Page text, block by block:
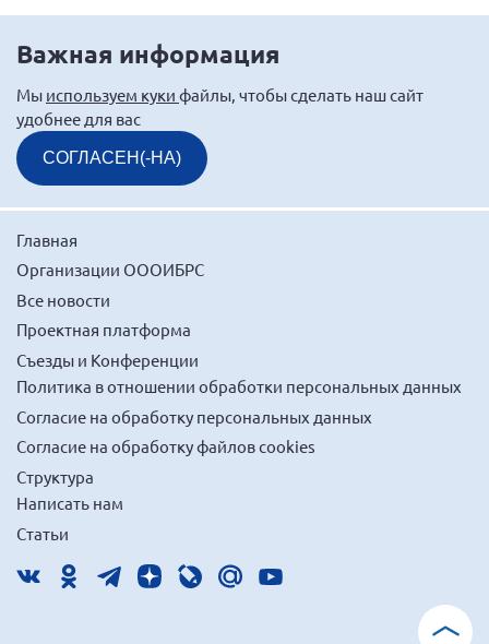
Челябинская область
Ярославская область
Важная информация
Мы используем куки файлы, чтобы сделать наш сайт
удобнее для вас
СОГЛАСЕН(-НА)
Главная
Организации ОООИБРС
Все новости
Проектная платформа
Съезды и Конференции
Политика в отношении обработки персональных данных
Согласие на обработку персональных данных
Согласие на обработку файлов cookies
Структура
Написать нам
Статьи